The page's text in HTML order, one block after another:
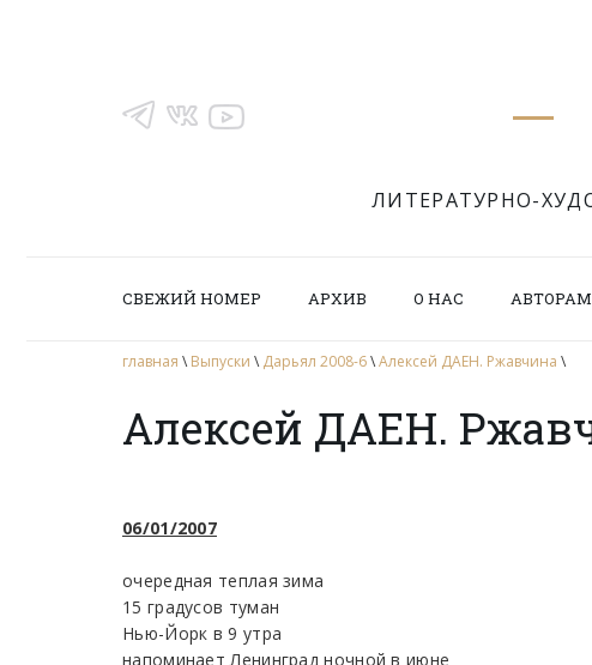
ЛИТЕРАТУРНО-
СВЕЖИЙ НОМЕР АРХИВ О НАС АВТОРАМ
главная \ Выпуски \ Дарьял 2008-6\Алексей ДАЕН. Ржавчина \
Алексей ДАЕН.
06/01/2007
очередная теплая зима
15 градусов туман
Нью-Йорк в 9 утра
напоминает Ленинград ночной в июне